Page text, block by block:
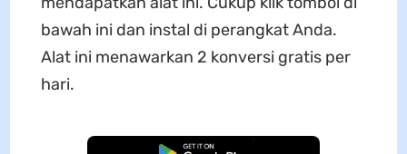
bawah ini dan instal di perangkat Anda.
Alat ini menawarkan 2 konversi gratis per
hari.